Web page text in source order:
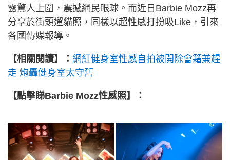
露驚人上圍，震撼網民眼球。而近日Barbie Mozz再
分享於街頭遛貓照，同樣以超性感打扮吸Like，引來
各國傳媒報導。
【相關閱讀】： 網紅健身室性感自拍被開除會籍兼趕
走 炮轟健身室太守舊
【點擊睇Barbie Mozz性感照】：